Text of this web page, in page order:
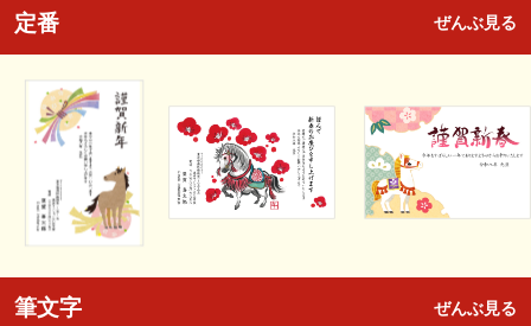
定番 ぜんぶ見る
筆文字 ぜんぶ見る